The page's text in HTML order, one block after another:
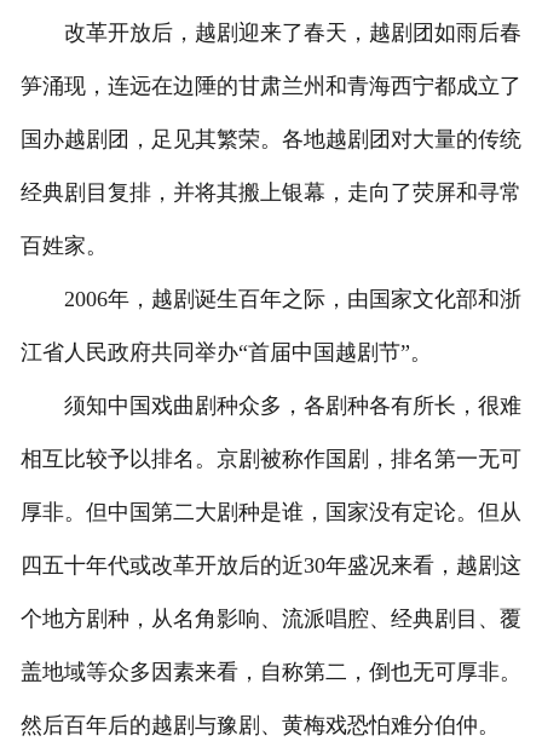
改革开放后，越剧迎来了春天，越剧团如雨后春
笋涌现，连远在边陲的甘肃兰州和青海西宁都成立了
国办越剧团，足见其繁荣。各地越剧团对大量的传统
经典剧目复排，并将其搬上银幕，走向了荧屏和寻常
百姓家。
2006年，越剧诞生百年之际，由国家文化部和浙
江省人民政府共同举办“首届中国越剧节”。
须知中国戏曲剧种众多，各剧种各有所长，很难
相互比较予以排名。京剧被称作国剧，排名第一无可
厚非。但中国第二大剧种是谁，国家没有定论。但从
四五十年代或改革开放后的近30年盛况来看，越剧这
个地方剧种，从名角影响、流派唱腔、经典剧目、覆
盖地域等众多因素来看，自称第二，倒也无可厚非。
然后百年后的越剧与豫剧、黄梅戏恐怕难分伯仲。